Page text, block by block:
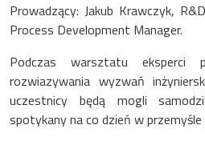
Prowadzący: Jakub Krawczyk,
Process Development Manager.
Podczas warsztatu eksperci
rozwiazywania wyzwań
uczestnicy będą mogli
spotykany na co dzień w